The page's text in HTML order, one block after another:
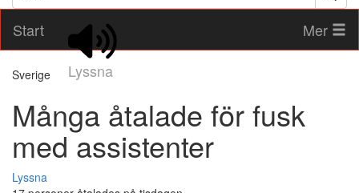
Start
Lyssna
Mer
Sverige
Många åtalade för fusk
med assistenter
Lyssna